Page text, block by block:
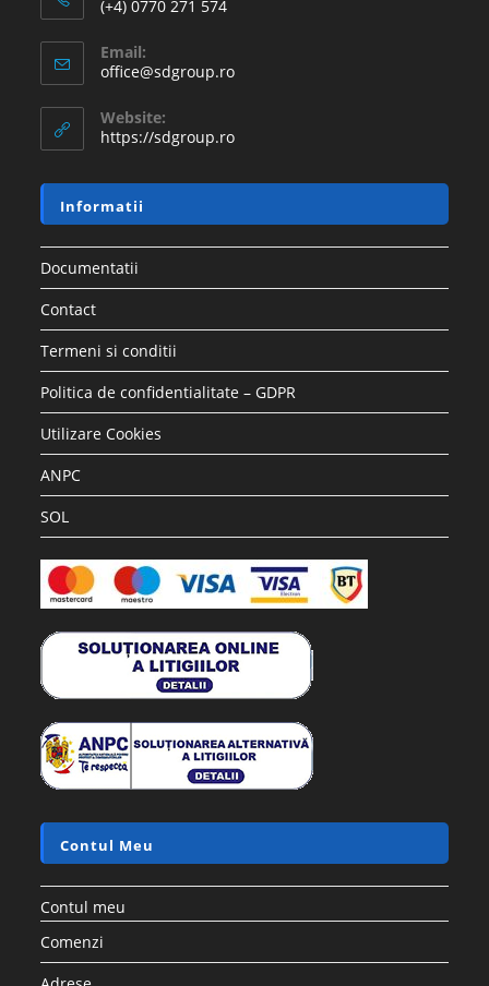
(+4) 0770 271 574
Email:
office@sdgroup.ro
Website:
https://sdgroup.ro
Informatii
Documentatii
Contact
Termeni si conditii
Politica de confidentialitate – GDPR
Utilizare Cookies
ANPC
SOL
Contul Meu
Contul meu
Comenzi